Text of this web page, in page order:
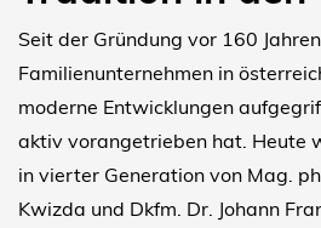
Seit der Gründung vor 160
Familienunternehmen in
moderne Entwicklungen
aktiv vorangetrieben hat. Heute
in vierter Generation von Mag.
Kwizda und Dkfm. Dr. Johann